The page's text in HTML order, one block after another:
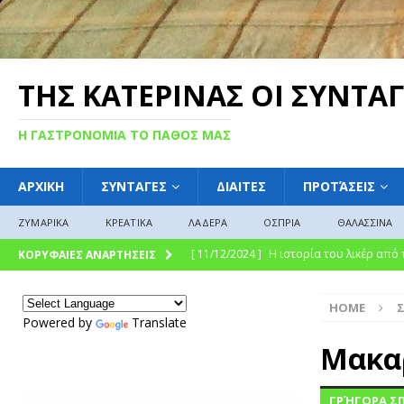
ΤΗΣ ΚΑΤΕΡΙΝΑΣ ΟΙ
Η ΓΑΣΤΡΟΝΟΜΙΑ ΤΟ ΠΑΘΟΣ ΜΑΣ
ΑΡΧΙΚΗ ΣΥΝΤΑΓΕΣ ΔΙΑΙΤΕΣ ΠΡΟΤΆΣΕΙΣ
ΖΥΜΑΡΙΚΑ ΚΡΕΑΤΙΚΑ ΛΑΔΕΡΑ ΟΣΠΡΙΑ ΘΑΛΑΣΣΙΝΑ
ΚΟΡΥΦΑΙΕΣ ΑΝΑΡΤΗΣΕΙΣ [ 11/12/2024 ] Η ιστορία του λικέρ από
σύγχρονη γαστρονομική απόλαυση
Γλυκό του κουταλιού :
HOME
ΓΡΉΓΟΡΑ
Powered by Translate